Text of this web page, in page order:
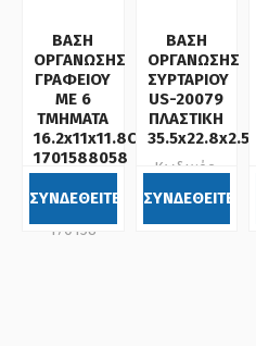
ΒΑΣΗ
ΟΡΓΑΝΩΣΗΣ
ΓΡΑΦΕΙΟΥ
ΜΕ 6
ΤΜΗΜΑΤΑ
16.2x11x11.8CM
1701588058
DURABLE
Κωδικός:
170158
ΣΥΝΔΕΘΕΙΤΕ
ΒΑΣΗ
ΟΡΓΑΝΩΣΗΣ
ΣΥΡΤΑΡΙΟΥ
US-20079
ΠΛΑΣΤΙΚΗ
35.5x22.8x2.5
Κωδικός:
022190
ΣΥΝΔΕΘΕΙΤΕ